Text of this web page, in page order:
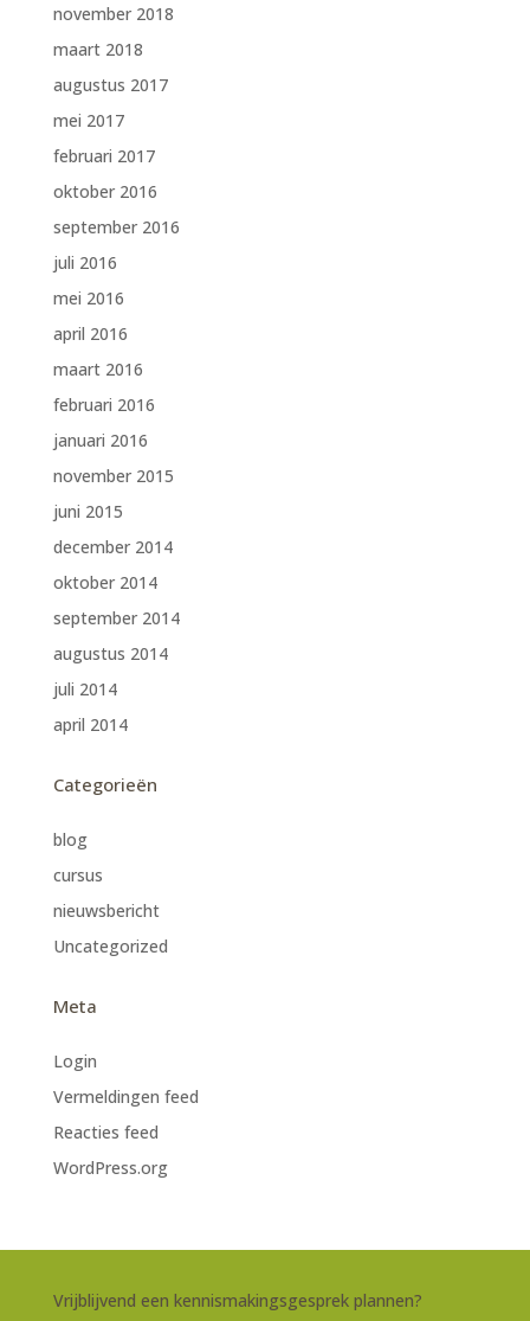
november 2018
maart 2018
augustus 2017
mei 2017
februari 2017
oktober 2016
september 2016
juli 2016
mei 2016
april 2016
maart 2016
februari 2016
januari 2016
november 2015
juni 2015
december 2014
oktober 2014
september 2014
augustus 2014
juli 2014
april 2014
Categorieën
blog
cursus
nieuwsbericht
Uncategorized
Meta
Login
Vermeldingen feed
Reacties feed
WordPress.org
Vrijblijvend een kennismakingsgesprek plannen?